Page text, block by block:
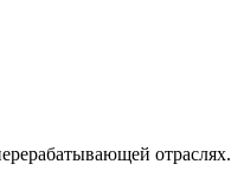
отраслях.